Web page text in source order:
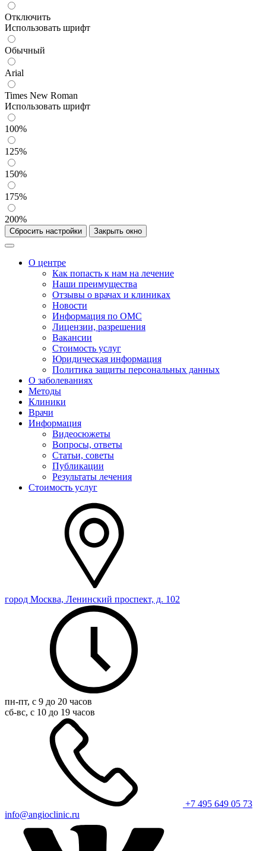
Отключить
Использовать шрифт
Обычный
Arial
Times New Roman
Использовать шрифт
100%
125%
150%
175%
200%
Сбросить настройки Закрыть окно
О центре
Как попасть к нам на лечение
Наши преимущества
Отзывы о врачах и клиниках
Новости
Информация по ОМС
Лицензии, разрешения
Вакансии
Стоимость услуг
Юридическая информация
Политика защиты персональных данных
О заболеваниях
Методы
Клиники
Врачи
Информация
Видеосюжеты
Вопросы, ответы
Статьи, советы
Публикации
Результаты лечения
Стоимость услуг
город Москва, Ленинский проспект, д. 102
пн-пт, с 9 до 20 часов
сб-вс, с 10 до 19 часов
+7 495 649 05 73
info@angioclinic.ru